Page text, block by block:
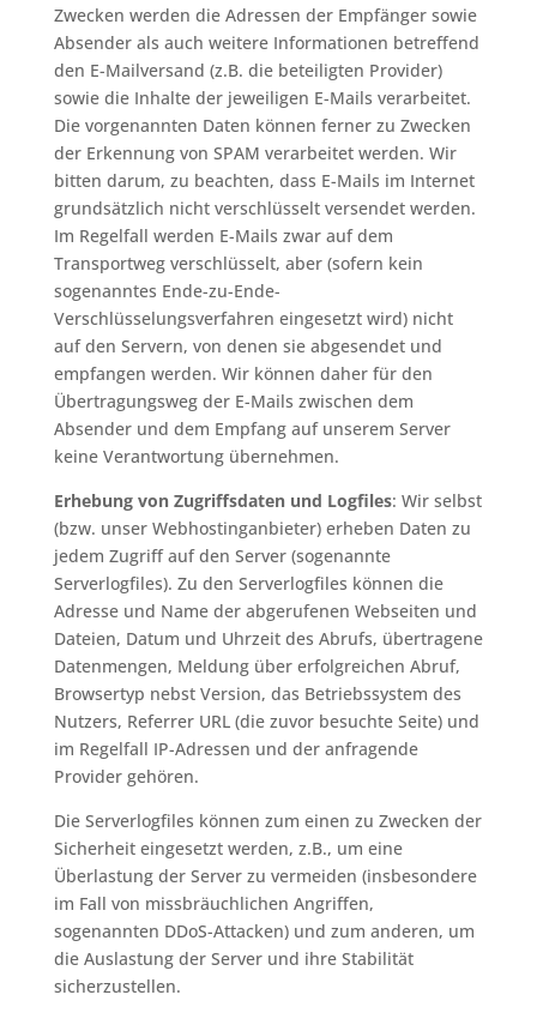
Zwecken werden die Adressen der Empfänger sowie
Absender als auch weitere Informationen betreffend
den E-Mailversand (z.B. die beteiligten Provider)
sowie die Inhalte der jeweiligen E-Mails verarbeitet.
Die vorgenannten Daten können ferner zu Zwecken
der Erkennung von SPAM verarbeitet werden. Wir
bitten darum, zu beachten, dass E-Mails im Internet
grundsätzlich nicht verschlüsselt versendet werden.
Im Regelfall werden E-Mails zwar auf dem
Transportweg verschlüsselt, aber (sofern kein
sogenanntes Ende-zu-Ende-
Verschlüsselungsverfahren eingesetzt wird) nicht
auf den Servern, von denen sie abgesendet und
empfangen werden. Wir können daher für den
Übertragungsweg der E-Mails zwischen dem
Absender und dem Empfang auf unserem Server
keine Verantwortung übernehmen.
Erhebung von Zugriffsdaten und Logfiles: Wir selbst
(bzw. unser Webhostinganbieter) erheben Daten zu
jedem Zugriff auf den Server (sogenannte
Serverlogfiles). Zu den Serverlogfiles können die
Adresse und Name der abgerufenen Webseiten und
Dateien, Datum und Uhrzeit des Abrufs, übertragene
Datenmengen, Meldung über erfolgreichen Abruf,
Browsertyp nebst Version, das Betriebssystem des
Nutzers, Referrer URL (die zuvor besuchte Seite) und
im Regelfall IP-Adressen und der anfragende
Provider gehören.
Die Serverlogfiles können zum einen zu Zwecken der
Sicherheit eingesetzt werden, z.B., um eine
Überlastung der Server zu vermeiden (insbesondere
im Fall von missbräuchlichen Angriffen,
sogenannten DDoS-Attacken) und zum anderen, um
die Auslastung der Server und ihre Stabilität
sicherzustellen.